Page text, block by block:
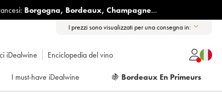
Borgogna, Bordeaux, Champagne...
I prezzi sono visualizzati per una consegna in:
iDealwine Enciclopedia del vino
I must-have iDealwine 🍇 Bordeaux En Primeurs